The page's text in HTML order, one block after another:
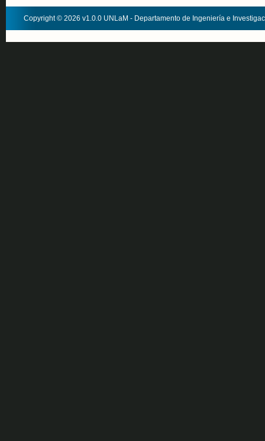
Copyright © 2026 v1.0.0 UNLaM - Departamento de Ingeniería e